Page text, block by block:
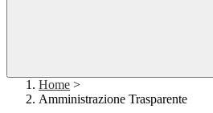
Home >
Amministrazione Trasparente